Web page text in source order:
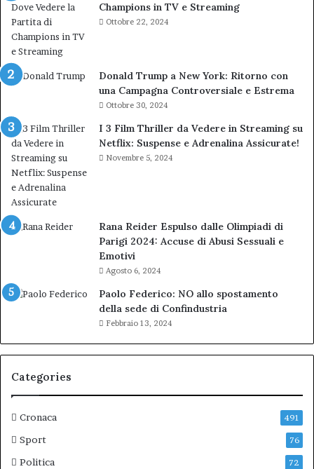
Champions in TV e Streaming
Ottobre 22, 2024
Donald Trump a New York: Ritorno con
una Campagna Controversiale e Estrema
Ottobre 30, 2024
I 3 Film Thriller da Vedere in Streaming su
Netflix: Suspense e Adrenalina Assicurate!
Novembre 5, 2024
Rana Reider Espulso dalle Olimpiadi di
Parigi 2024: Accuse di Abusi Sessuali e
Emotivi
Agosto 6, 2024
Paolo Federico: NO allo spostamento
della sede di Confindustria
Febbraio 13, 2024
Categories
Cronaca 491
Sport 76
Politica 72